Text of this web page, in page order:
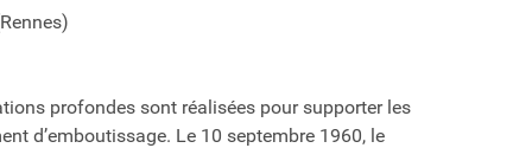
profondes sont réalisées pour supporter les
d’emboutissage. Le 10 septembre 1960, le